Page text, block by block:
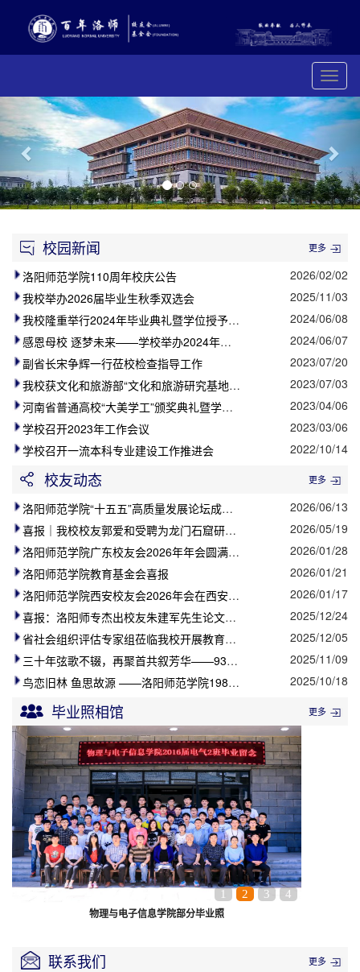
展
开
导
航
Previous
校园新闻 更多
洛阳师范学院110周年校庆公告
2026/02/02
我校举办2026届毕业生秋季双选会
2025/11/03
我校隆重举行2024年毕业典礼暨学位授予仪式
2024/06/08
感恩母校 逐梦未来——学校举办2024年毕业晚会
2024/06/07
副省长宋争辉一行莅校检查指导工作
2023/07/20
我校获文化和旅游部“文化和旅游研究基地”授牌
2023/07/03
河南省普通高校“大美学工”颁奖典礼暨学生工作优秀成果展演在我校隆重举行
2023/04/06
学校召开2023年工作会议
2023/03/06
学校召开一流本科专业建设工作推进会
2022/10/14
校友动态 更多
洛阳师范学院“十五五”高质量发展论坛成功举办 海内外校友共话母校新发展
2026/06/13
喜报｜我校校友郭爱和受聘为龙门石窟研究院学术委员会委员
2026/05/19
洛阳师范学院广东校友会2026年年会圆满举行
2026/01/28
洛阳师范学院教育基金会喜报
2026/01/21
洛阳师范学院西安校友会2026年会在西安顺利召开
2026/01/17
喜报：洛阳师专杰出校友朱建军先生论文入选国际经济协会第21届世界大会
2025/12/24
省社会组织评估专家组莅临我校开展教育基金会等级评估
2025/12/05
三十年弦歌不辍，再聚首共叙芳华——93级历史教育校友毕业三十周年返校活动暨“怀源”文化石揭幕仪式举行
2025/11/09
鸟恋旧林 鱼思故源 ——洛阳师范学院1985届中文专业校友毕业四十载返校聚首
2025/10/18
毕业照相馆 更多
1 2 3 4
物理与电子信息学院部分毕业照
联系我们 更多